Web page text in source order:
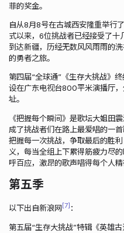
菲的奖金。
自从8月8号在古城西安隆重举行
式以来，6位挑战者已经接受了
到达新疆，历经无数风风雨雨的
的勇者之旅。
第四届“全球通”《生存大挑战》
设在广东电视台800平米演播厅
址。
《把握每个瞬间》是歌坛大姐田
成了挑战者们在路上最爱唱的一
把握每一次挑战，争取最后的胜
义，每当全组上下累得筋疲力尽
呼百应，激昂的歌声唱得每个人精
第五季
以下出自新浪网 7 ：
第五届“生存大挑战”特辑《英雄